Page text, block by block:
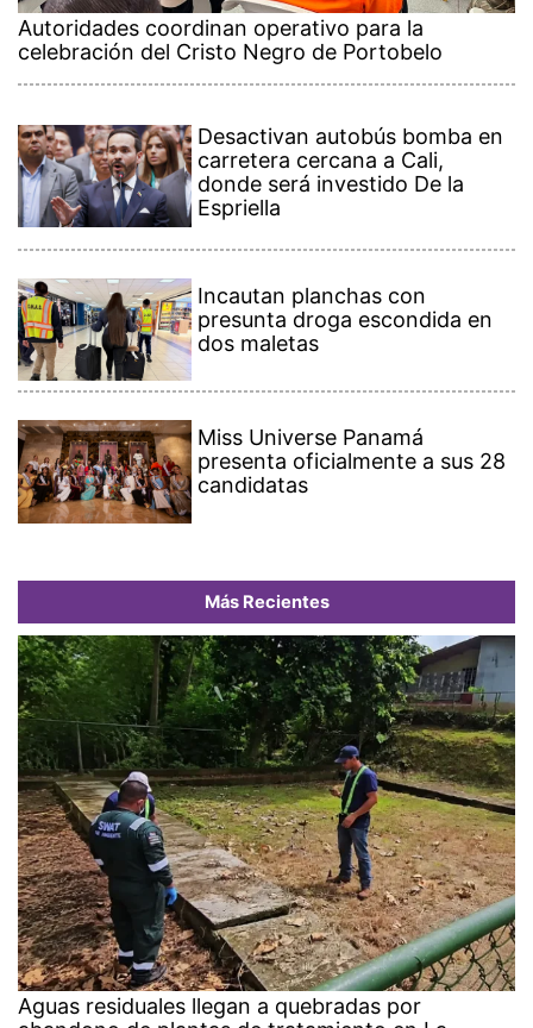
Autoridades coordinan operativo para la
celebración del Cristo Negro de Portobelo
Desactivan autobús bomba en
carretera cercana a Cali,
donde será investido De la
Espriella
Incautan planchas con
presunta droga escondida en
dos maletas
Miss Universe Panamá
presenta oficialmente a sus 28
candidatas
Más Recientes
Aguas residuales llegan a quebradas por